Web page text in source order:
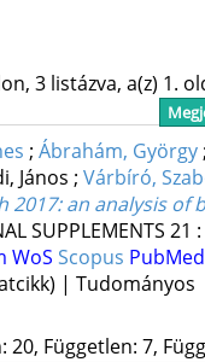
3 listázva, a(z) 1.
; Ábrahám, György
János ; Várbíró,
2017: an analysis
SUPPLEMENTS 21 :
WoS Scopus
| Tudományos
20, Független: 7,